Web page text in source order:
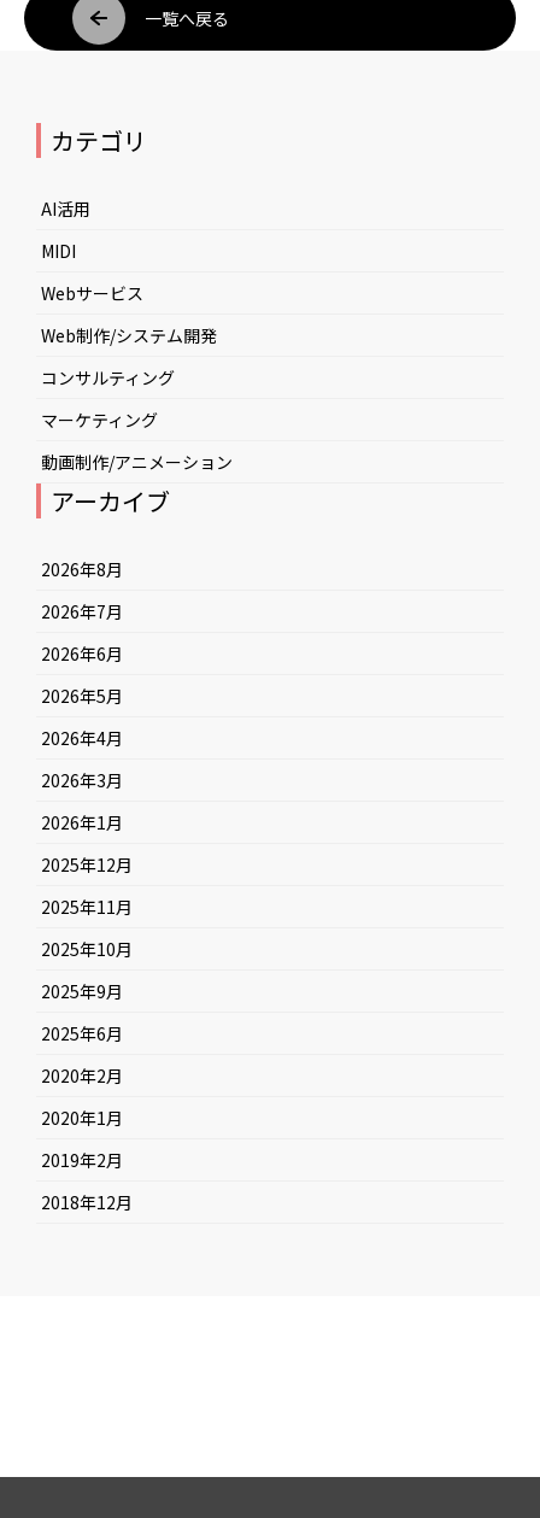
一覧へ戻る
カテゴリ
AI活用
MIDI
Webサービス
Web制作/システム開発
コンサルティング
マーケティング
動画制作/アニメーション
アーカイブ
2026年8月
2026年7月
2026年6月
2026年5月
2026年4月
2026年3月
2026年1月
2025年12月
2025年11月
2025年10月
2025年9月
2025年6月
2020年2月
2020年1月
2019年2月
2018年12月